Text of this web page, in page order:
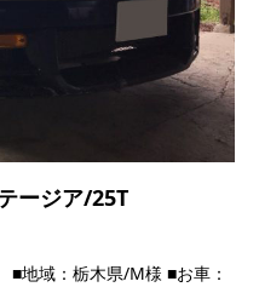
ジア/25T
地域：栃木県/M様 ■お車：